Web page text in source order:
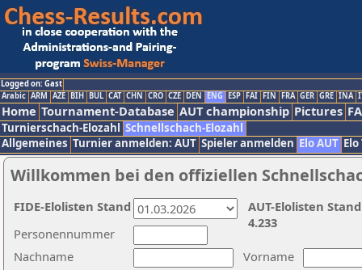
Logged on: Gast
Arabic ARM AZE BIH BUL CAT CHN CRO CZE DEN ENG ESP FAI FIN FRA GER GRE INA
Home Tournament-Database AUT championship Pictures
Turnierschach-Elozahl Schnellschach-Elozahl
Allgemeines Turnier anmelden: AUT Spieler anmelden Elo AUT
Willkommen bei den offiziellen
Nachname
Vorname
Personennummer
AUT-Elolisten
4.233
FIDE-Elolisten Stand